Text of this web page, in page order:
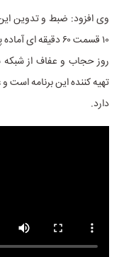
وی افزود: ضبط و تدوین
روز حجاب و عفاف از
تهیه کننده این برنامه است و
دارد.